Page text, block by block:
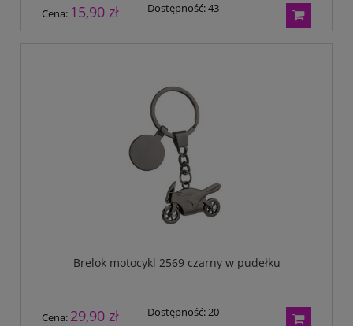
Cena: 15,90 zł Dostępność:43
Brelok motocykl 2569 czarny w pudełku
Cena: 29,90 zł Dostępność:20